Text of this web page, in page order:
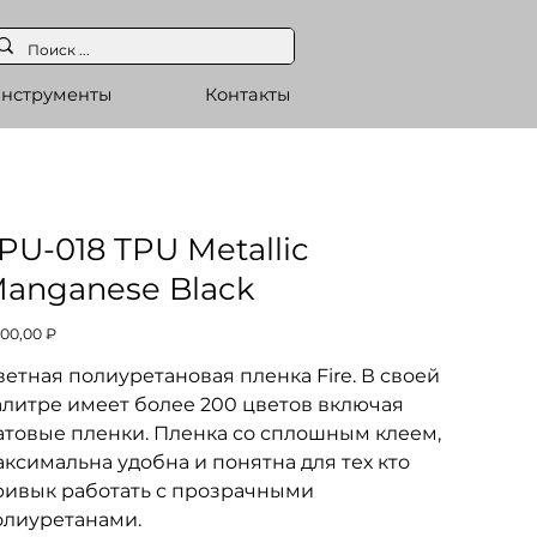
Контакты
018 TPU Metallic
Black
₽
полиуретановая пленка Fire. В своей
имеет более 200 цветов включая
пленки. Пленка со сплошным клеем,
удобна и понятна для тех кто
работать с прозрачными